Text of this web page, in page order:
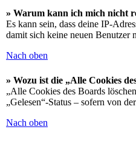
» Warum kann ich mich nicht
Es kann sein, dass deine IP-
damit sich keine neuen
Nach oben
» Wozu ist die „Alle Cookies
„Alle Cookies des Boards
„Gelesen“-Status – sofern von
Nach oben